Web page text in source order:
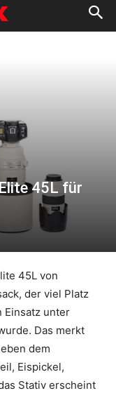
45L für
45L von
der viel Platz
Einsatz unter
Das merkt
dem
Eispickel,
Stativ erscheint